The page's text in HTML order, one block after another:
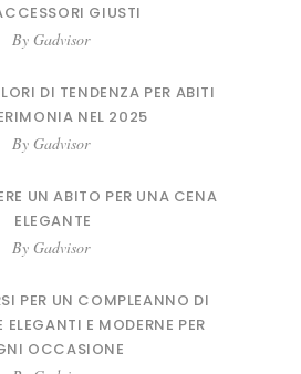
GIUSTI
By Gadvisor
DI TENDENZA PER ABITI
NEL 2025
By Gadvisor
UN ABITO PER UNA CENA
ELEGANTE
By Gadvisor
PER UN COMPLEANNO DI
E MODERNE PER
OCCASIONE